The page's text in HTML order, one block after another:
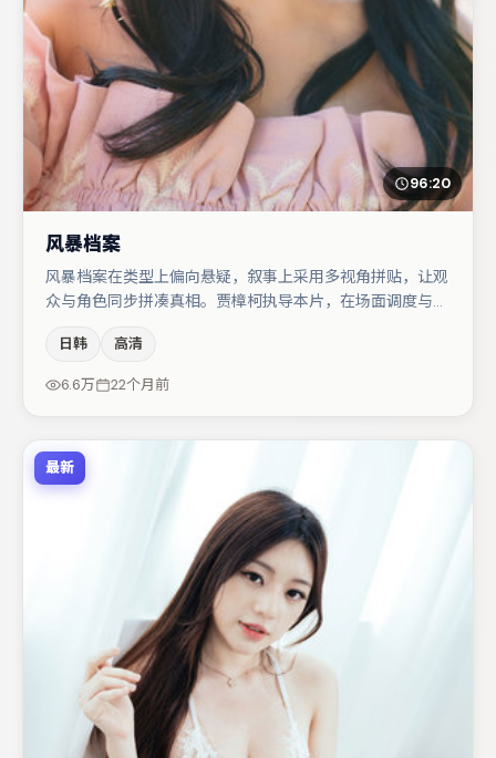
96:20
风暴档案
风暴档案在类型上偏向悬疑，叙事上采用多视角拼贴，让观
众与角色同步拼凑真相。贾樟柯执导本片，在场面调度与表
括蒋奇明、杨幂、易烊千玺等，角色动机前后呼应，适合喜
欢抠台词与伏笔的观众。若你偏爱强类型与清晰主线，这部
作品值得关注。
日韩 高清
6.6万 22个月前
最新